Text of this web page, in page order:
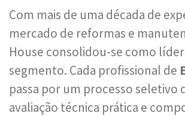
Com mais de uma década de
mercado de reformas e
House consolidou-se como
segmento. Cada profissional de
passa por um processo seletivo
avaliação técnica prática e